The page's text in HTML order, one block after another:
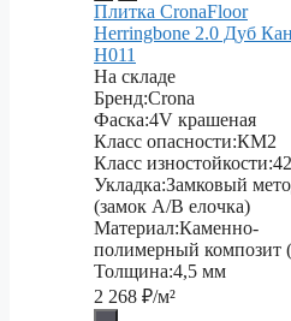
Плитка CronaFloor
Herringbone 2.0 Дуб Кан
H011
На складе
Бренд:Crona
Фаска:4V крашеная
Класс опасности:КМ2
Класс изностойкости:42
Укладка:Замковый
(замок A/B елочка)
Материал:Каменно-
полимерный композит
Толщина:4,5 мм
2 268 ₽/м²